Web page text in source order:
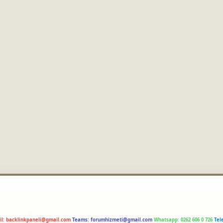
backlinkpaneli@gmail.com Teams: forumhizmeti@gmail.com Whatsapp: 0262 606 0 726